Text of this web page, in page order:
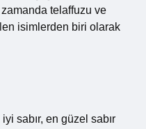
telaffuzu ve
isimlerden biri olarak
sabır, en güzel sabır